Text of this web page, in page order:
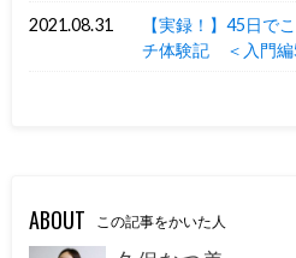
2021.08.31
【実録！】45日で
チ体験記 ＜入門編
ABOUT この記事をかいた人